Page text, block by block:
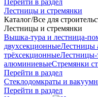
Перейти в раздел
Лестницы и стремянки
Каталог/Все для
Лестницы и стремянки
Вышка-тура и лестница-
двухсекционныеЛестницы
трёхсекционные
алюминиевыеСтремянки
Перейти в раздел
Стеклодомкраты и
Перейти в раздел